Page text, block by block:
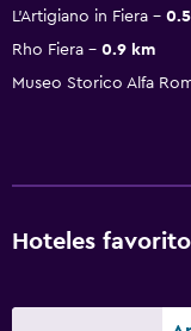
L'Artigiano in Fiera
Rho Fiera
0.9 km
Museo Storico Alfa
Hoteles